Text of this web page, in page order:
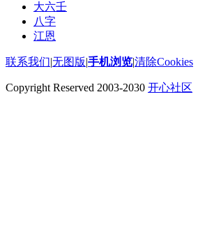
大六壬
八字
江恩
联系我们|无图版|手机浏览|清除Cookies
Copyright Reserved 2003-2030 开心社区